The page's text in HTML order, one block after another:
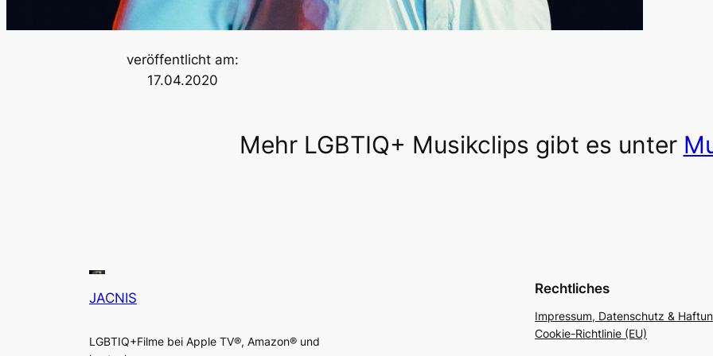
veröffentlicht am:
17.04.2020
Mehr LGBTIQ+ Musikclips gibt es unter
JACNIS
LGBTIQ+Filme bei Apple TV®, Amazon® und
Rechtliches
Impressum, Datenschutz &
Cookie-Richtlinie (EU)